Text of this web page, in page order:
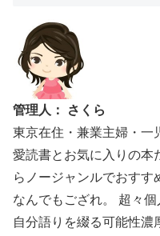
管理人： さくら
東京在住・兼業主婦・一
愛読書とお気に入りの本
らノージャンルでおすす
なんでもござれ。 超々
自分語りを綴る可能性濃